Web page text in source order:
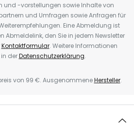
und -vorstellungen sowie Inhalte von
und Umfragen sowie Anfragen für
Eine Abmeldung ist
Abmeldelink, den Sie in jedem Newsletter
Kontaktformular. Weitere Informationen
derDatenschutzerklärung.
von 99 €. AusgenommeneHersteller.